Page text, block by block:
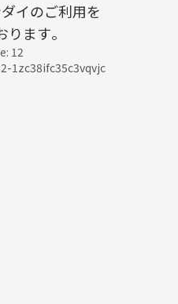
イのご利用を
ます。
12
1zc38ifc35c3vqvjc